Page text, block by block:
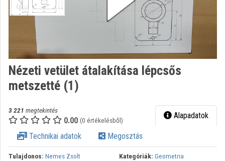
Intézményi kezdőlap
Bejelentkezés
Kategóriák
Intézményi listák
Közreműködők
Nézeti vetület átalakítása lépcsős
metszetté (1)
3 221 megtekintés
0.00 (0 értékelésből) Alapadatok
Technikai adatok Megosztás
Tulajdonos: Nemes Zsolt Kategóriák: Geometria